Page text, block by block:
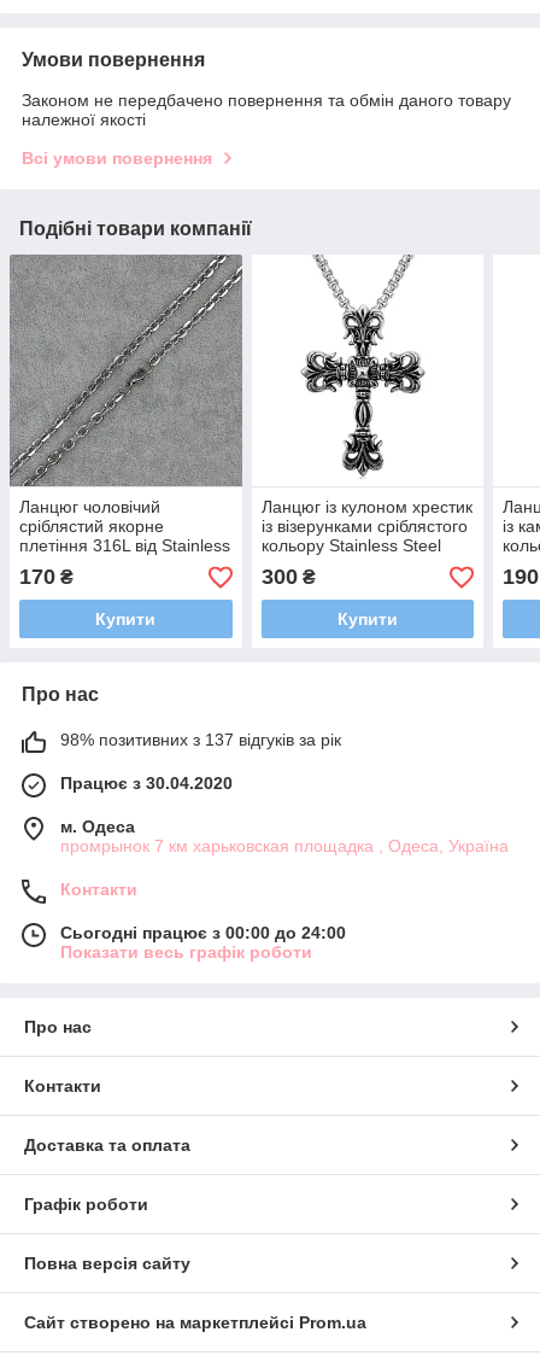
Умови повернення
Законом не передбачено повернення та обмін даного товару
належної якості
Всі умови повернення
Подібні товари компанії
Ланцюг чоловічий
сріблястий якорне
плетіння 316L від Stainless
Steel із медичної сталі
довжина 60 см ширина 2
мм
170 ₴
Купити
Ланцюг із кулоном хрестик
із візерунками сріблястого
кольору Stainless Steel
розмір 50х35 мм розмір
ланцюга 70 см 3 мм
300₴
Купити
із
190
Про нас
98% позитивних з 137 відгуків за рік
Працює з 30.04.2020
м. Одеса
промрынок 7 км харьковская площадка , Одеса, Україна
Контакти
Сьогодні працює з 00:00 до 24:00
Показати весь графік роботи
Про нас
Контакти
Доставка та оплата
Графік роботи
Повна версія сайту
Сайт створено на маркетплейсі Prom.ua